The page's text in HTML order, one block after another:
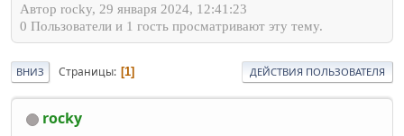
Автор rocky, 29 января 2024, 12:41:23
0 Пользователи и 1 гость просматривают эту тему.
ВНИЗ Страницы 1 ДЕЙСТВИЯ ПОЛЬЗОВАТЕЛЯ
rocky